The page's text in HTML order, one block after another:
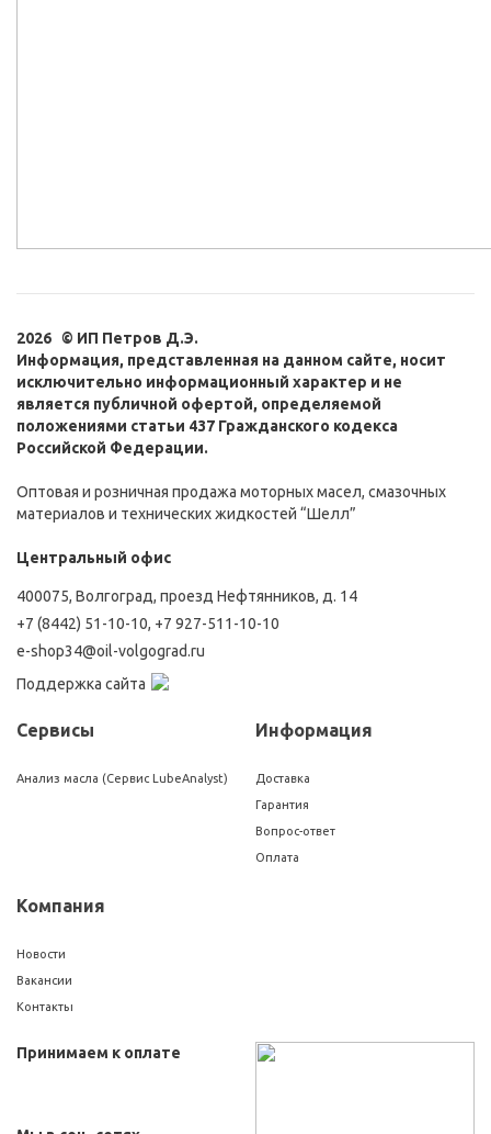
2026 © ИП Петров Д.Э.
Информация, представленная на данном сайте, носит
исключительно информационный характер и не
является публичной офертой, определяемой
положениями статьи 437 Гражданского кодекса
Российской Федерации.
Оптовая и розничная продажа моторных масел, смазочных
материалов и технических жидкостей “Шелл”
Центральный офис
400075, Волгоград, проезд Нефтянников, д. 14
+7 (8442) 51-10-10, +7 927-511-10-10
e-shop34@oil-volgograd.ru
Поддержка сайта
Сервисы
Анализ масла (Сервис LubeAnalyst)
Информация
Доставка
Гарантия
Вопрос-ответ
Оплата
Компания
Новости
Вакансии
Контакты
Принимаем к оплате